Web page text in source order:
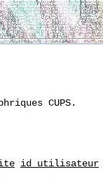
CUPS.
id_utilisateur